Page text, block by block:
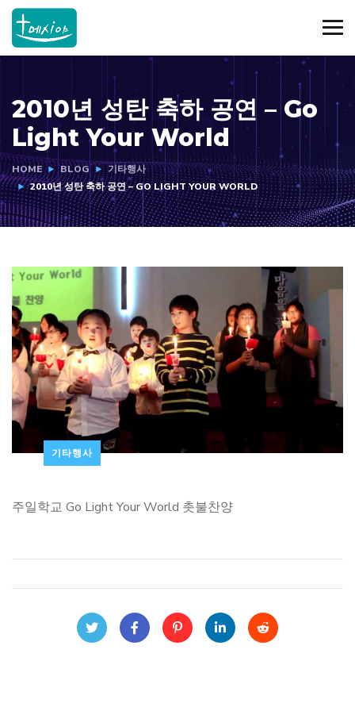
2010년 성탄 축하 공연 – Go
Light Your World
HOME BLOG
기타행사
2010년 성탄 축하 공연 – GO LIGHT YOUR WORLD
기타행사
주일학교 Go Light Your World 촛불찬양